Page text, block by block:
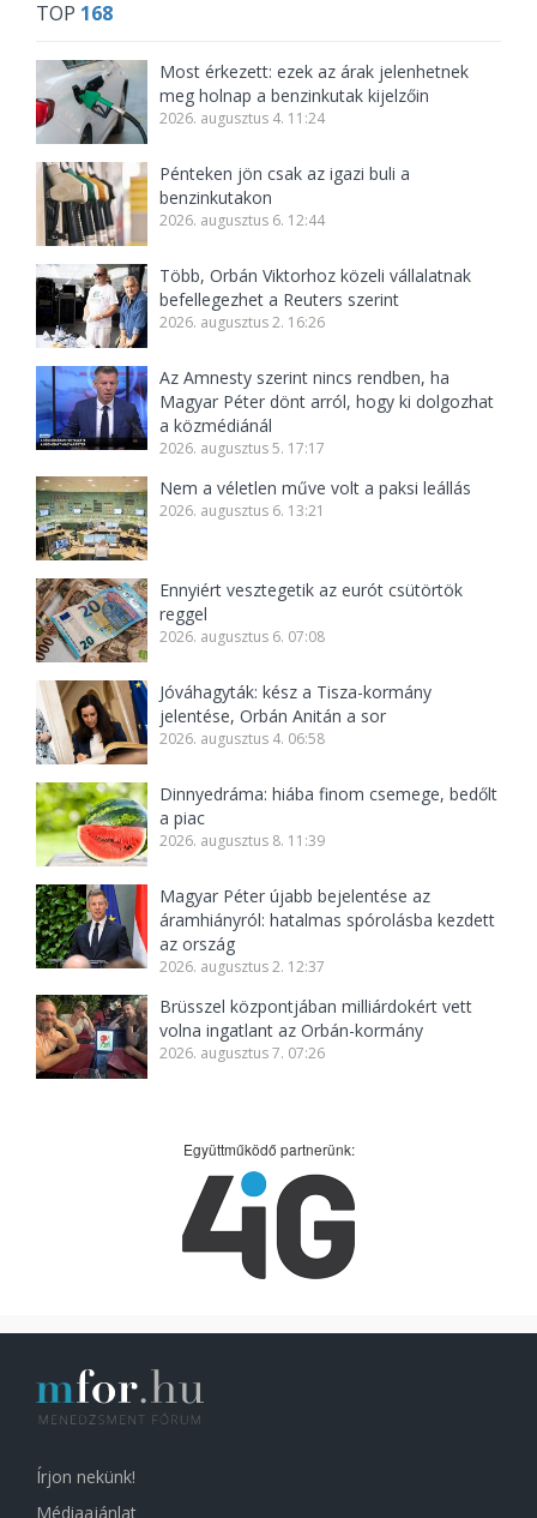
TOP 168
Most érkezett: ezek az árak jelenhetnek
meg holnap a benzinkutak kijelzőin
2026. augusztus 4. 11:24
Pénteken jön csak az igazi buli a
benzinkutakon
2026. augusztus 6. 12:44
Több, Orbán Viktorhoz közeli vállalatnak
befellegezhet a Reuters szerint
2026. augusztus 2. 16:26
Az Amnesty szerint nincs rendben, ha
Magyar Péter dönt arról, hogy ki dolgozhat
a közmédiánál
2026. augusztus 5. 17:17
Nem a véletlen műve volt a paksi leállás
2026. augusztus 6. 13:21
Ennyiért vesztegetik az eurót csütörtök
reggel
2026. augusztus 6. 07:08
Jóváhagyták: kész a Tisza-kormány
jelentése, Orbán Anitán a sor
2026. augusztus 4. 06:58
Dinnyedráma: hiába finom csemege, bedőlt
a piac
2026. augusztus 8. 11:39
Magyar Péter újabb bejelentése az
áramhiányról: hatalmas spórolásba kezdett
az ország
2026. augusztus 2. 12:37
Brüsszel központjában milliárdokért vett
volna ingatlant az Orbán-kormány
2026. augusztus 7. 07:26
Együttműködő partnerünk:
Írjon nekünk!
Médiaajánlat